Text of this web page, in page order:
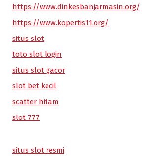
https://www.dinkesbanjarmasin.org/
https://www.kopertis11.org/
situs slot
toto slot login
situs slot gacor
slot bet kecil
scatter hitam
slot 777
situs slot resmi